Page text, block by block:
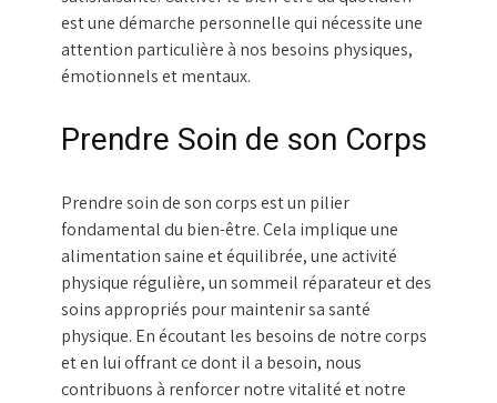
est une démarche personnelle qui nécessite une
attention particulière à nos besoins physiques,
émotionnels et mentaux.
Prendre Soin de son Corps
Prendre soin de son corps est un pilier
fondamental du bien-être. Cela implique une
alimentation saine et équilibrée, une activité
physique régulière, un sommeil réparateur et des
soins appropriés pour maintenir sa santé
physique. En écoutant les besoins de notre corps
et en lui offrant ce dont il a besoin, nous
contribuons à renforcer notre vitalité et notre